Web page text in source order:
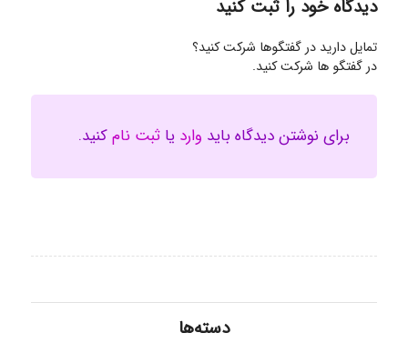
دیدگاه خود را ثبت کنید
تمایل دارید در گفتگوها شرکت کنید؟
در گفتگو ها شرکت کنید.
برای نوشتن دیدگاه باید وارد یا ثبت نامکنید.
دسته‌ها